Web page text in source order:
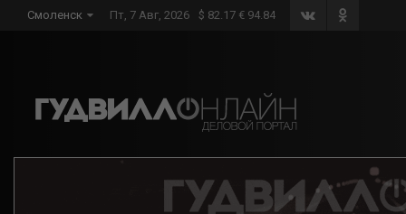
Смоленск Пт, 7 Авг, 2026 $ 82.17 € 94.84